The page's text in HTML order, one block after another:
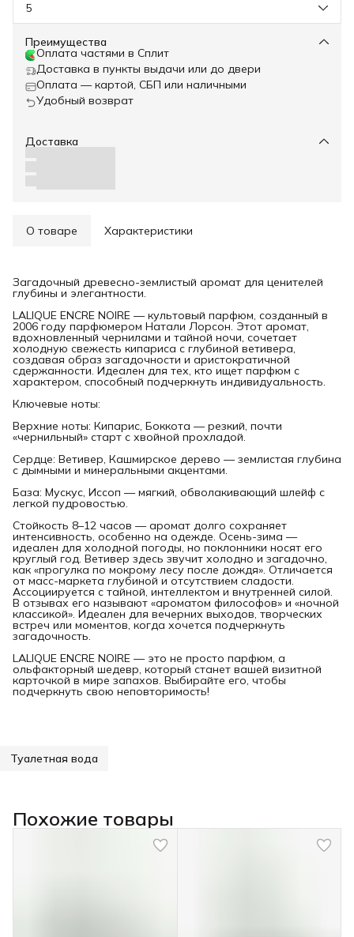
5
Преимущества
Оплата частями в Сплит
Доставка в пункты выдачи или до двери
Оплата — картой, СБП или наличными
Удобный возврат
Доставка
О товаре Характеристики
Загадочный древесно-землистый аромат для ценителей
глубины и элегантности.
LALIQUE ENCRE NOIRE — культовый парфюм, созданный в
2006 году парфюмером Натали Лорсон. Этот аромат,
вдохновленный чернилами и тайной ночи, сочетает
холодную свежесть кипариса с глубиной ветивера,
создавая образ загадочности и аристократичной
сдержанности. Идеален для тех, кто ищет парфюм с
характером, способный подчеркнуть индивидуальность.
Ключевые ноты:
Верхние ноты: Кипарис, Боккота — резкий, почти
«чернильный» старт с хвойной прохладой.
Сердце: Ветивер, Кашмирское дерево — землистая глубина
с дымными и минеральными акцентами.
База: Мускус, Иссоп — мягкий, обволакивающий шлейф с
легкой пудровостью.
Стойкость 8–12 часов — аромат долго сохраняет
интенсивность, особенно на одежде. Осень-зима —
идеален для холодной погоды, но поклонники носят его
круглый год. Ветивер здесь звучит холодно и загадочно,
как «прогулка по мокрому лесу после дождя». Отличается
от масс-маркета глубиной и отсутствием сладости.
Ассоциируется с тайной, интеллектом и внутренней силой.
В отзывах его называют «ароматом философов» и «ночной
классикой». Идеален для вечерних выходов, творческих
встреч или моментов, когда хочется подчеркнуть
загадочность.
LALIQUE ENCRE NOIRE — это не просто парфюм, а
ольфакторный шедевр, который станет вашей визитной
карточкой в мире запахов. Выбирайте его, чтобы
подчеркнуть свою неповторимость!
Туалетная вода
Похожие товары